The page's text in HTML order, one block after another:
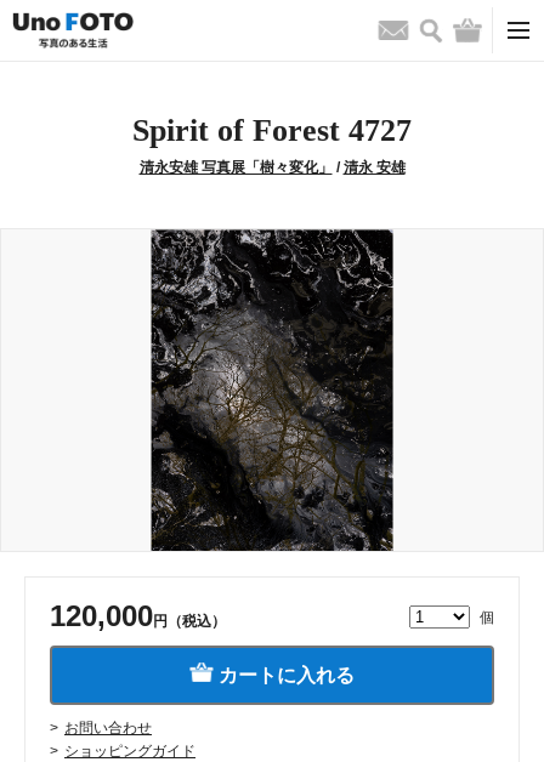
お問い合わせ
検索 バッグ
Spirit of Forest 4727
清永安雄 写真展「樹々変化」 /清永 安雄
120,000円（税込） 個
カートに入れる
お問い合わせ
ショッピングガイド